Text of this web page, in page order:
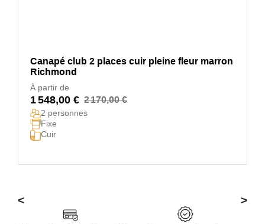
Canapé club 2 places cuir pleine fleur marron
Richmond
À partir de
1 548,00 € 2 170,00 €
2 personnes
Fixe
Cuir
< >